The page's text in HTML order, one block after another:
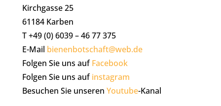
Kirchgasse 25
61184 Karben
T +49 (0) 6039 – 46 77 375
E-Mail bienenbotschaft@web.de
Folgen Sie uns aufFacebook
Folgen Sie uns aufinstagram
Besuchen Sie unseren Youtube-Kanal